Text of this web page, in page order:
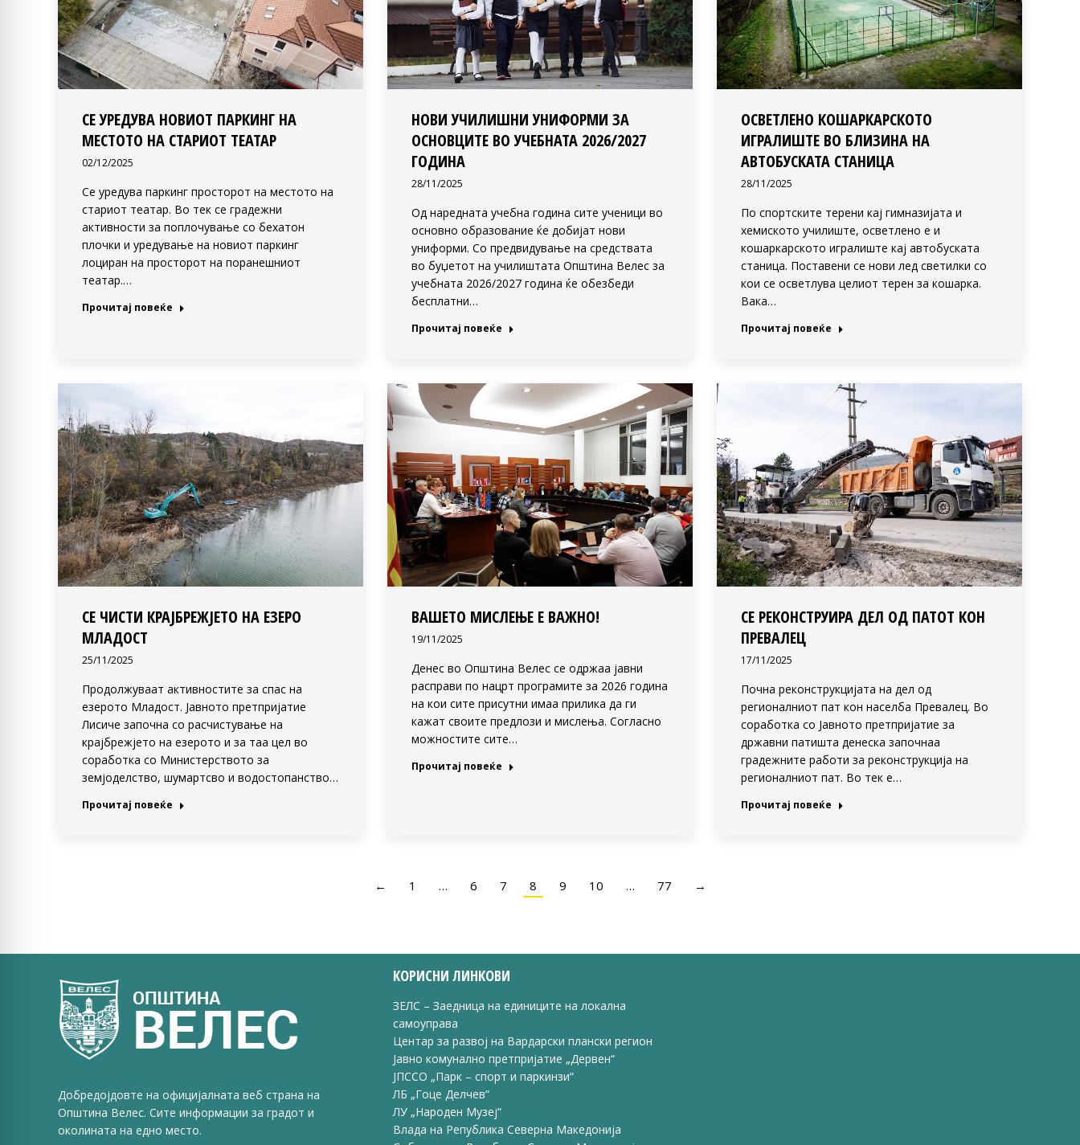
СЕ УРЕДУВА НОВИОТ ПАРКИНГ НА
МЕСТОТО НА СТАРИОТ ТЕАТАР
02/12/2025
Се уредува паркинг просторот на местото на
стариот театар. Во тек се градежни
активности за поплочување со бехатон
плочки и уредување на новиот паркинг
лоциран на просторот на поранешниот
театар.…
Прочитај повеќе
НОВИ УЧИЛИШНИ УНИФОРМИ ЗА
ОСНОВЦИТЕ ВО УЧЕБНАТА 2026/2027
ГОДИНА
28/11/2025
Од наредната учебна година сите ученици во
основно образование ќе добијат нови
униформи. Со предвидување на средствата
во буџетот на училиштата Општина Велес за
учебната 2026/2027 година ќе обезбеди
бесплатни…
Прочитај повеќе
ОСВЕТЛЕНО КОШАРКАРСКОТО
ИГРАЛИШТЕ ВО БЛИЗИНА НА
АВТОБУСКАТА СТАНИЦА
28/11/2025
По спортските терени кај гимназијата и
хемиското училиште, осветлено е и
кошаркарското игралиште кај автобуската
станица. Поставени се нови лед светилки со
кои се осветлува целиот терен за кошарка.
Вака…
Прочитај повеќе
СЕ ЧИСТИ КРАЈБРЕЖЈЕТО НА ЕЗЕРО
МЛАДОСТ
25/11/2025
Продолжуваат активностите за спас на
езерото Младост. Јавното претпријатие
Лисиче започна со расчистување на
крајбрежјето на езерото и за таа цел во
соработка со Министерството за
земјоделство, шумартсво и водостопанство…
Прочитај повеќе
ВАШЕТО МИСЛЕЊЕ Е ВАЖНО!
19/11/2025
Денес во Општина Велес се одржаа јавни
расправи по нацрт програмите за 2026 година
на кои сите присутни имаа прилика да ги
кажат своите предлози и мислења. Согласно
можностите сите…
Прочитај повеќе
СЕ РЕКОНСТРУИРА ДЕЛ ОД ПАТОТ КОН
ПРЕВАЛЕЦ
17/11/2025
Почна реконструкцијата на дел од
регионалниот пат кон населба Превалец. Во
соработка со Јавното претпријатие за
државни патишта денеска започнаа
градежните работи за реконструкција на
регионалниот пат. Во тек е…
Прочитај повеќе
← 1 … 6 7 8 9 10 … 77 →
Добредојдовте на официјалната веб страна на
Општина Велес. Сите информации за градот и
околината на едно место.
КОРИСНИ ЛИНКОВИ
ЗЕЛС – Заедница на единиците на локална
самоуправа
Центар за развој на Вардарски плански регион
Јавно комунално претпријатие „Дервен“
ЈПССО „Парк – спорт и паркинзи“
ЛБ „Гоце Делчев“
ЛУ „Народен Музеј“
Влада на Република Северна Македонија